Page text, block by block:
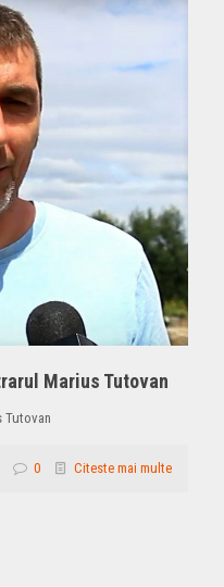
Marius Tutovan
Tutovan
0 Citeste mai multe